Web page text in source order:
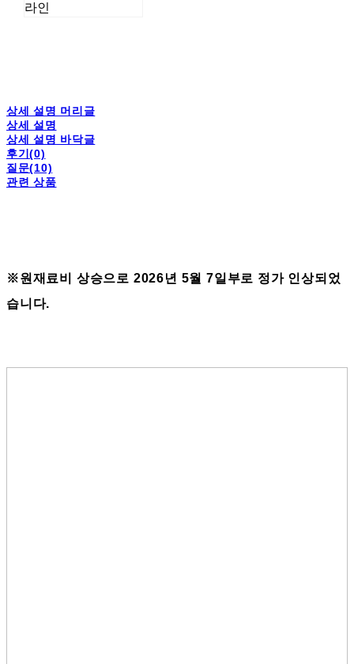
라인
상세 설명 머리글
상세 설명
상세 설명 바닥글
후기(0)
질문(10)
관련 상품
※원재료비 상승으로 2026년 5월 7일부로 정가 인상되었
습니다.